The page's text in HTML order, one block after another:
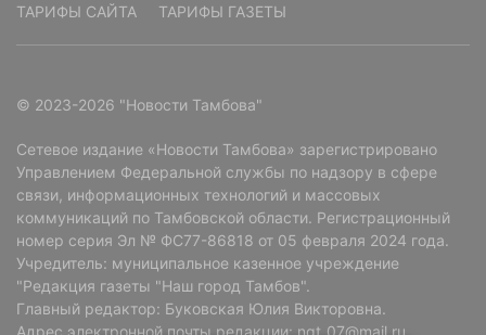
ТАРИФЫ САЙТА
ТАРИФЫ ГАЗЕТЫ
© 2023-2026 "Новости Тамбова"
Сетевое издание «Новости Тамбова» зарегистрировано
Управлением Федеральной службы по надзору в сфере
связи, информационных технологий и массовых
коммуникаций по Тамбовской области. Регистрационный
номер серия Эл № ФС77-86818 от 05 февраля 2024 года.
Учредитель: муниципальное казенное учреждение
"Редакция газеты "Наш город Тамбов".
Главный редактор: Буковская Юлия Викторовна.
Адрес электронной почты редакции: ngt_07@mail.ru.